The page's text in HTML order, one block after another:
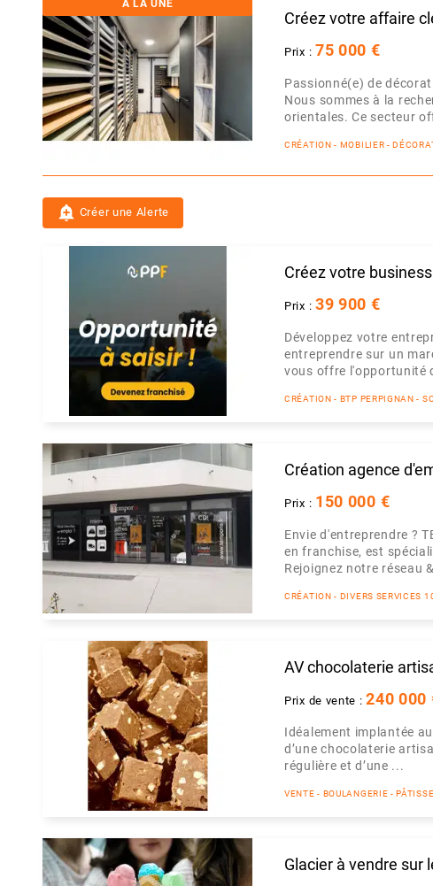
A LA UNE
Créez votre affaire
Prix : 75 000 €
Passionné(e) de
Nous sommes à la
orientales. Ce secteur
CRÉATION - MOBILIER -
add_alert Créer une Alerte
Créez votre
Prix : 39 900 €
Développez votre
entreprendre sur un
vous offre l'opportunité
CRÉATION - BTP PERPIGNAN -
Création agence
Prix : 150 000 €
Envie d'entreprendre ?
en franchise, est
Rejoignez notre réseau
CRÉATION - DIVERS SERVICES
AV chocolaterie
Prix de vente :240 000
Idéalement implantée
d’une chocolaterie
régulière et d’une ...
VENTE - BOULANGERIE -
Glacier à vendre sur